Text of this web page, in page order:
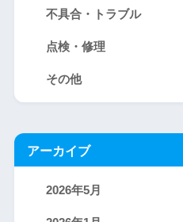
不具合・トラブル
点検・修理
その他
アーカイブ
2026年5月